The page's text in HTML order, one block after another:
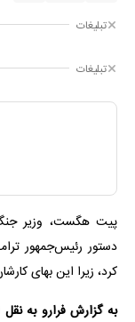
تبلیغات
تبلیغات
پیت هگست، وزیر
دستور رئیس‌جمهور
کرد، زیرا این بهای
به گزارش فرارو به